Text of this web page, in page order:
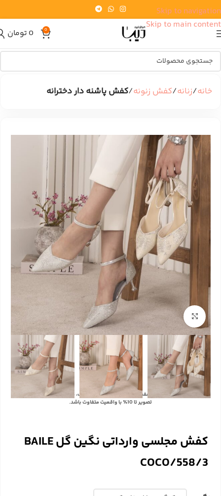
Skip to navigation
Skip to main content
0
0 تومان
خانه زنانه کفش زنونه کفش پاشنه دار دخترانه
بزرگنمایی تصویر
با توجه به تفاوت رنگ‌ها در صفحه نمایش دستگاه‌های مختلف، ممکن است رنگ محصولات در
تصویر تا 10٪ با واقعیت متفاوت باشد.
کفش مجلسی وارداتی نگین گل BAILE
COCO/558/3